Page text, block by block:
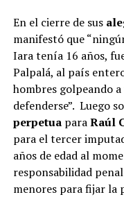
En el cierre de sus
manifestó que
Iara tenía 16 años,
Palpalá, al país
hombres golpeando
defenderse”. Luego
perpetua paraRaúl
para el tercer
años de edad al
responsabilidad
menores para fijar la